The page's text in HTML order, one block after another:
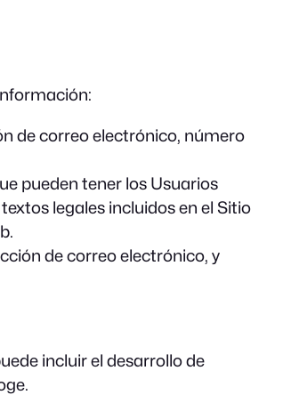
de correo electrónico, número
pueden tener los Usuarios
legales incluidos en el Sitio
de correo electrónico, y
incluir el desarrollo de